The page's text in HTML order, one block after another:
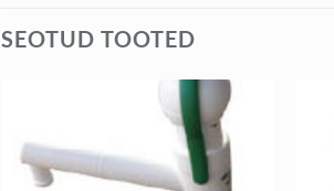
SEOTUD TOOTED